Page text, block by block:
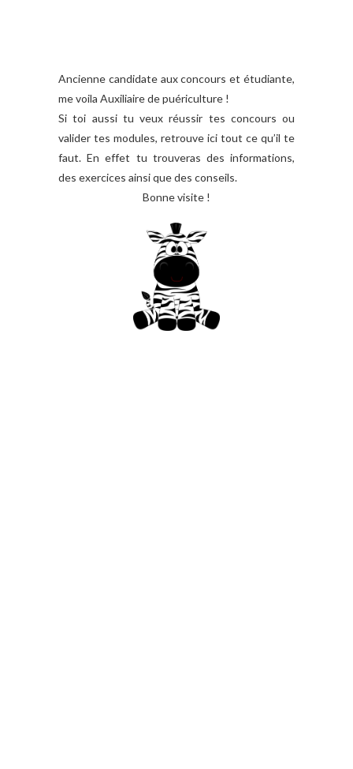
Ancienne candidate aux concours et étudiante,
me voila Auxiliaire de puériculture !
Si toi aussi tu veux réussir tes concours ou
valider tes modules, retrouve ici tout ce qu’il te
faut. En effet tu trouveras des informations,
des exercices ainsi que des conseils.
Bonne visite !